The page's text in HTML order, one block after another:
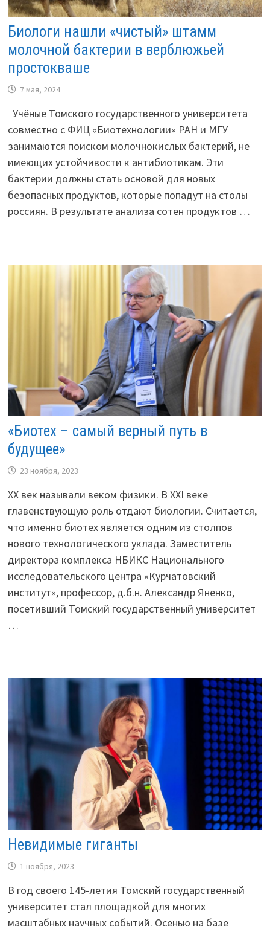
Биологи нашли «чистый» штамм
молочной бактерии в верблюжьей
простокваше
7 мая, 2024
Учёные Томского государственного университета
совместно с ФИЦ «Биотехнологии» РАН и МГУ
занимаются поиском молочнокислых бактерий, не
имеющих устойчивости к антибиотикам. Эти
бактерии должны стать основой для новых
безопасных продуктов, которые попадут на столы
россиян. В результате анализа сотен продуктов …
«Биотех – самый верный путь в
будущее»
23 ноября, 2023
ХХ век называли веком физики. В ХХI веке
главенствующую роль отдают биологии. Считается,
что именно биотех является одним из столпов
нового технологического уклада. Заместитель
директора комплекса НБИКС Национального
исследовательского центра «Курчатовский
институт», профессор, д.б.н. Александр Яненко,
посетивший Томский государственный университет
…
Невидимые гиганты
1 ноября, 2023
В год своего 145-летия Томский государственный
университет стал площадкой для многих
масштабных научных событий. Осенью на базе